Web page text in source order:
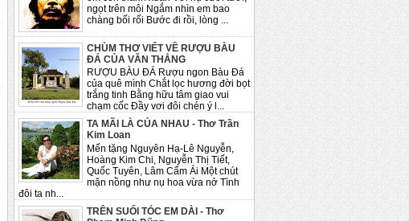
ngọt trên môi Ngắm nhìn em bao
chàng bối rối Bước đi rồi, lòng ...
CHÙM THƠ VIẾT VỀ RƯỢU BÀU
ĐÁ CỦA VĂN THẮNG
RƯỢU BÀU ĐÁ Rượu ngon Bàu Đá
của quê mình Chắt lọc hương đời bọt
trắng tinh Bằng hữu tâm giao vui
chạm cốc Đầy vơi đôi chén ý l...
TA MÃI LÀ CỦA NHAU - Thơ Trần
Kim Loan
Mến tặng Nguyên Hạ-Lê Nguyễn,
Hoàng Kim Chi, Nguyễn Thị Tiết,
Quốc Tuyên, Lâm Cẩm Ái Một chút
mặn nồng như nụ hoa vừa nở Tình
đôi ta nh...
TRÊN SUỐI TÓC EM DÀI - Thơ